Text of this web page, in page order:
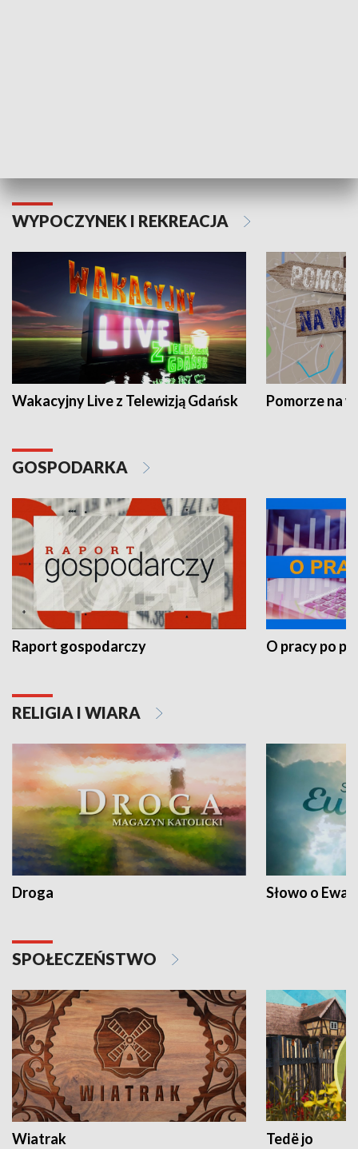
WYPOCZYNEK I REKREACJA
Wakacyjny Live z Telewizją Gdańsk Pomorze na
GOSPODARKA
Raport gospodarczy O pracy po
RELIGIA I WIARA
Droga Słowo o
SPOŁECZEŃSTWO
Wiatrak Tedë jo